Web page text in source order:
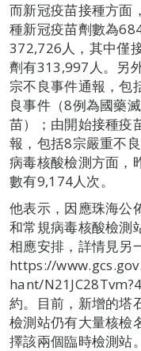
而新冠疫苗接種方面
種新冠疫苗劑數為
372,726人，其中僅
劑有313,997人。另
宗不良事件通報，包
良事件（8例為國藥
苗）；由開始接種疫
報，包括8宗嚴重不
病毒核酸檢測方面，
數有9,174人次。
他表示，因應珠海公
和常規病毒核酸檢測
相應安排，詳情見另
https://
hant/
約。目前，新增的塔
檢測站仍有大量核檢
擇該兩個臨時檢測站。